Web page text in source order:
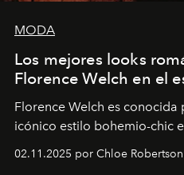
MODA
Los mejores looks
Florence Welch en el
Florence Welch es conocida
icónico estilo bohemio-chic
02.11.2025 por Chloe Robertson